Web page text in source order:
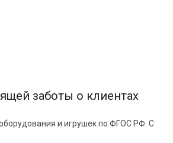
заботы о клиентах
и игрушек по ФГОС РФ. С